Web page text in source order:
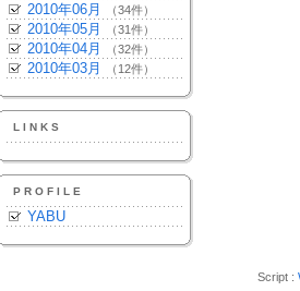
2010年06月 （34件）
2010年05月 （31件）
2010年04月 （32件）
2010年03月 （12件）
LINKS
PROFILE
YABU
Script :